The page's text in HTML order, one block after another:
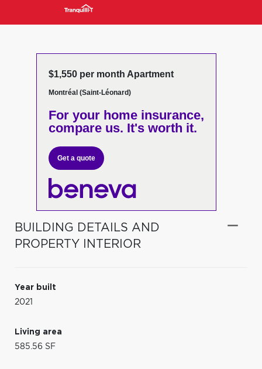
$1,550 per month Apartment
Montréal (Saint-Léonard)
For your home insurance,
compare us. It's worth it.
Get a quote
BUILDING DETAILS AND
PROPERTY INTERIOR
Year built
2021
Living area
585.56 SF